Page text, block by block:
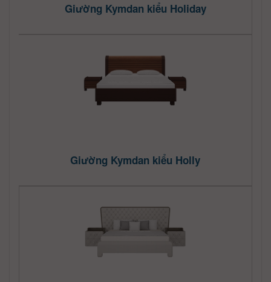
Giường Kymdan kiểu Holiday
Giường Kymdan kiểu Holly